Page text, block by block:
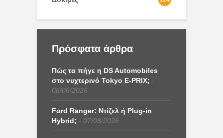
Πρόσφατα άρθρα
Πώς τα πήγε η DS Automobiles
στο νυχτερινό Tokyo E-PRIX;
08/08/2026
Ford Ranger: Ντίζελ ή Plug-in
Hybrid;
07/08/2026